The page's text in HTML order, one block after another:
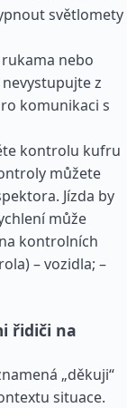
světlomety
nebo
z
komunikaci s
kontrolu kufru
můžete
Jízda by
může
kontrolních
– vozidla; –
řidiči na
„děkuji“
situace.